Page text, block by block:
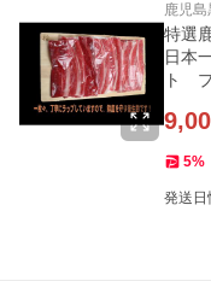
鹿児島
特選
日本
ト
5%
発送日